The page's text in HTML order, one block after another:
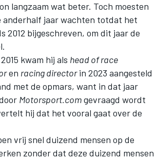
langzaam wat beter. Toch moesten
anderhalf jaar wachten totdat het
2012 bijgeschreven, om dit jaar de
kwam hij als head of race
en racing directorin 2023 aangesteld
met de opmars, want in dat jaar
Motorsport.comgevraagd wordt
hij dat het vooral gaat over de
vrij snel duizend mensen op de
zonder dat deze duizend mensen